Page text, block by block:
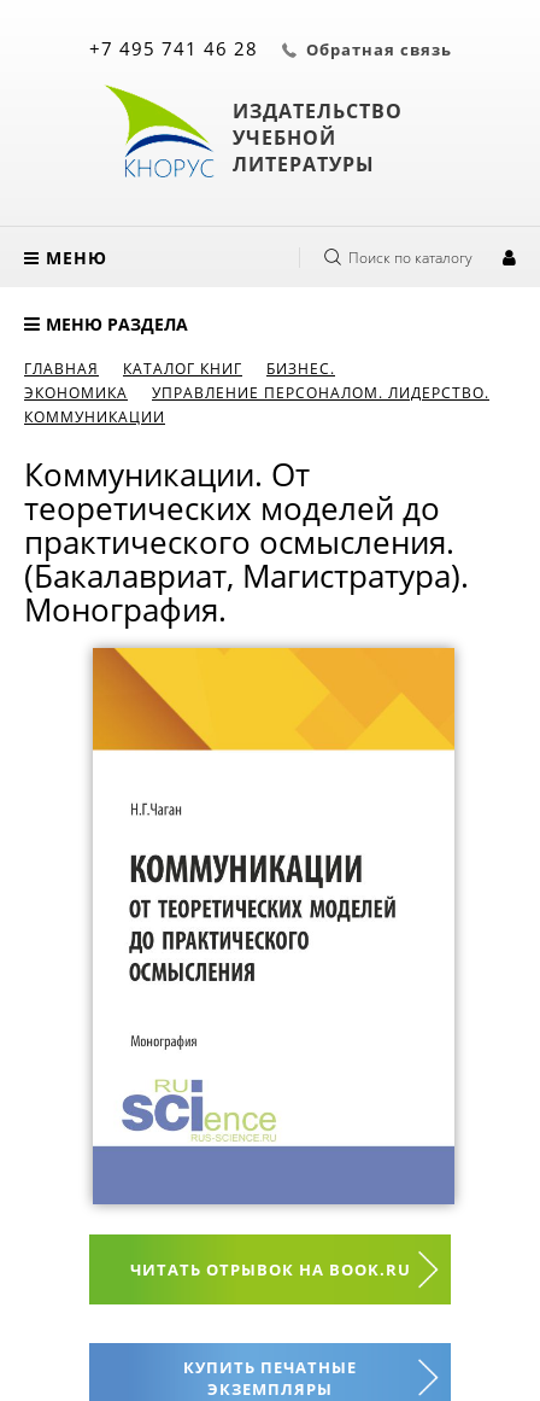
ИЗДАТЕЛЬСТВО
УЧЕБНОЙ
ЛИТЕРАТУРЫ
+7 495 741 46 28 Обратная связь
МЕНЮ Поиск по каталогу
МЕНЮ РАЗДЕЛА
ГЛАВНАЯ КАТАЛОГ КНИГ
БИЗНЕС.
ЭКОНОМИКА
УПРАВЛЕНИЕ ПЕРСОНАЛОМ. ЛИДЕРСТВО.
КОММУНИКАЦИИ
Коммуникации. От
теоретических моделей до
практического осмысления.
(Бакалавриат, Магистратура).
Монография.
ЧИТАТЬ ОТРЫВОК НА BOOK.RU
КУПИТЬ ПЕЧАТНЫЕ
ЭКЗЕМПЛЯРЫ